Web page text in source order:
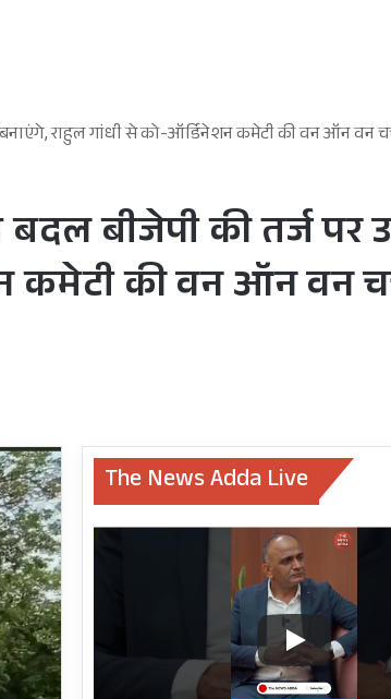
बनाएंगे, राहुल गांधी से को-ऑर्डिनेशन कमेटी की वन ऑन वन
बदल बीजेपी की तर्ज पर
कमेटी की वन ऑन वन
The News Adda Live